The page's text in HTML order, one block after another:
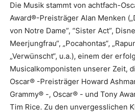
Die Musik stammt von achtfach-
Award®-Preisträger Alan Menken
von Notre Dame”, “Sister Act”,
Meerjungfrau“, „Pocahontas“,
„Verwünscht“, u.a.), einem der
Musicalkomponisten unserer Zeit,
Oscar® -Preisträger Howard
Grammy® -, Oscar® - und Tony
Tim Rice. Zu den unvergesslichen